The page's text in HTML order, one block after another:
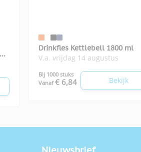
Drinkfles Kettlebell 1800 ml
V.a. vrijdag 14 augustus
Bij 1000 stuks
Vanaf € 6,84 Bekijk